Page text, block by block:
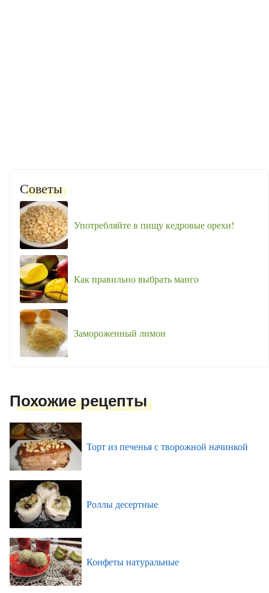
Советы
Употребляйте в пищу кедровые орехи!
Как правильно выбрать манго
Замороженный лимон
Похожие рецепты
Торт из печенья с творожной начинкой
Роллы десертные
Конфеты натуральные